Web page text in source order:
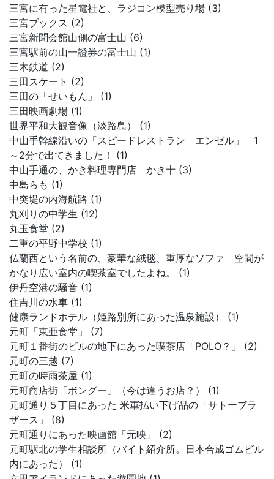
三宮に有った星電社と、ラジコン模型売り場 (3)
三宮ブックス (2)
三宮新聞会館山側の富士山 (6)
三宮駅前の山一證券の富士山 (1)
三木鉄道 (2)
三田スケート (2)
三田の「せいもん」 (1)
三田映画劇場 (1)
世界平和大観音像（淡路島） (1)
中山手幹線沿いの「スピードレストラン エンゼル」 1
～2分で出てきました！ (1)
中山手通の、かき料理専門店 かき十 (3)
中島らも (1)
中突堤の内海航路 (1)
丸刈りの中学生 (12)
丸玉食堂 (2)
二重の平野中学校 (1)
仏蘭西という名前の、豪華な絨毯、重厚なソファ 空間が
かなり広い室内の喫茶室でしたよね。 (1)
伊丹空港の騒音 (1)
住吉川の水車 (1)
健康ランドホテル（姫路別所にあった温泉施設） (1)
元町「東亜食堂」 (7)
元町１番街のビルの地下にあった喫茶店「POLO？」 (2)
元町の三越 (7)
元町の時雨茶屋 (1)
元町商店街「ボングー」（今は違うお店？） (1)
元町通り５丁目にあった 米軍払い下げ品の「サトーブラ
ザース」 (8)
元町通りにあった映画館「元映」 (2)
元町駅北の学生相談所（バイト紹介所。日本合成ゴムビル
内にあった） (1)